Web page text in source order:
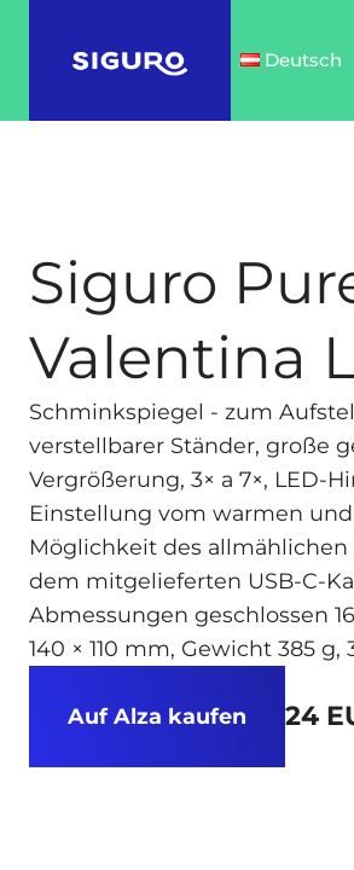
Deutsch
Siguro
Valentina
Schminkspiegel - zum
verstellbarer Ständer, große
Vergrößerung, 3× a 7×, LED-
Einstellung vom warmen
Möglichkeit des
dem mitgelieferten USB-C-
Abmessungen geschlossen
140 × 110 mm, Gewicht 385 g,
Auf Alza kaufen 24